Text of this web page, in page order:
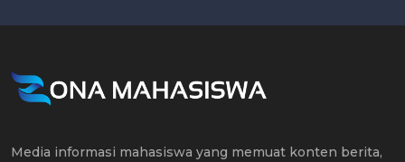
Media informasi mahasiswa yang memuat konten berita,